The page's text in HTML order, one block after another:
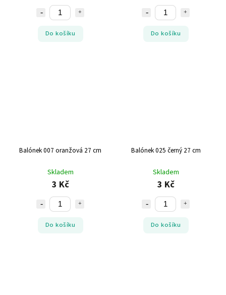
Do košíku Do košíku
Balónek 007 oranžová 27 cm
Skladem
3 Kč
Do košíku
Balónek 025 černý 27 cm
Skladem
3 Kč
Do košíku